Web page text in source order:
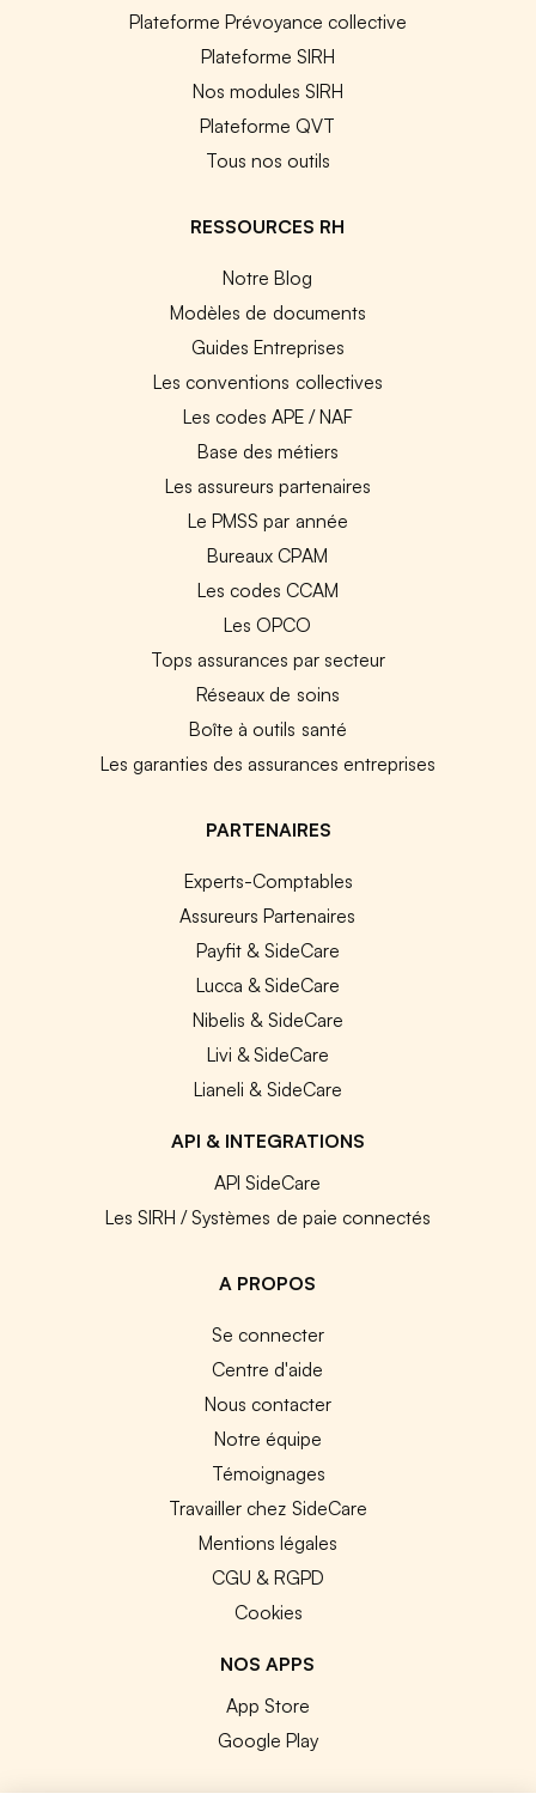
Plateforme Prévoyance collective
Plateforme SIRH
Nos modules SIRH
Plateforme QVT
Tous nos outils
RESSOURCES RH
Notre Blog
Modèles de documents
Guides Entreprises
Les conventions collectives
Les codes APE / NAF
Base des métiers
Les assureurs partenaires
Le PMSS par année
Bureaux CPAM
Les codes CCAM
Les OPCO
Tops assurances par secteur
Réseaux de soins
Boîte à outils santé
Les garanties des assurances entreprises
PARTENAIRES
Experts-Comptables
Assureurs Partenaires
Payfit & SideCare
Lucca & SideCare
Nibelis & SideCare
Livi & SideCare
Lianeli & SideCare
API & INTEGRATIONS
API SideCare
Les SIRH / Systèmes de paie connectés
A PROPOS
Se connecter
Centre d'aide
Nous contacter
Notre équipe
Témoignages
Travailler chez SideCare
Mentions légales
CGU & RGPD
Cookies
NOS APPS
App Store
Google Play